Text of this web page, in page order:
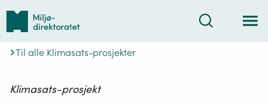
Tilbake
forsiden
Søk
Til alle Klimasats-prosjekter
Klimasats-prosjekt